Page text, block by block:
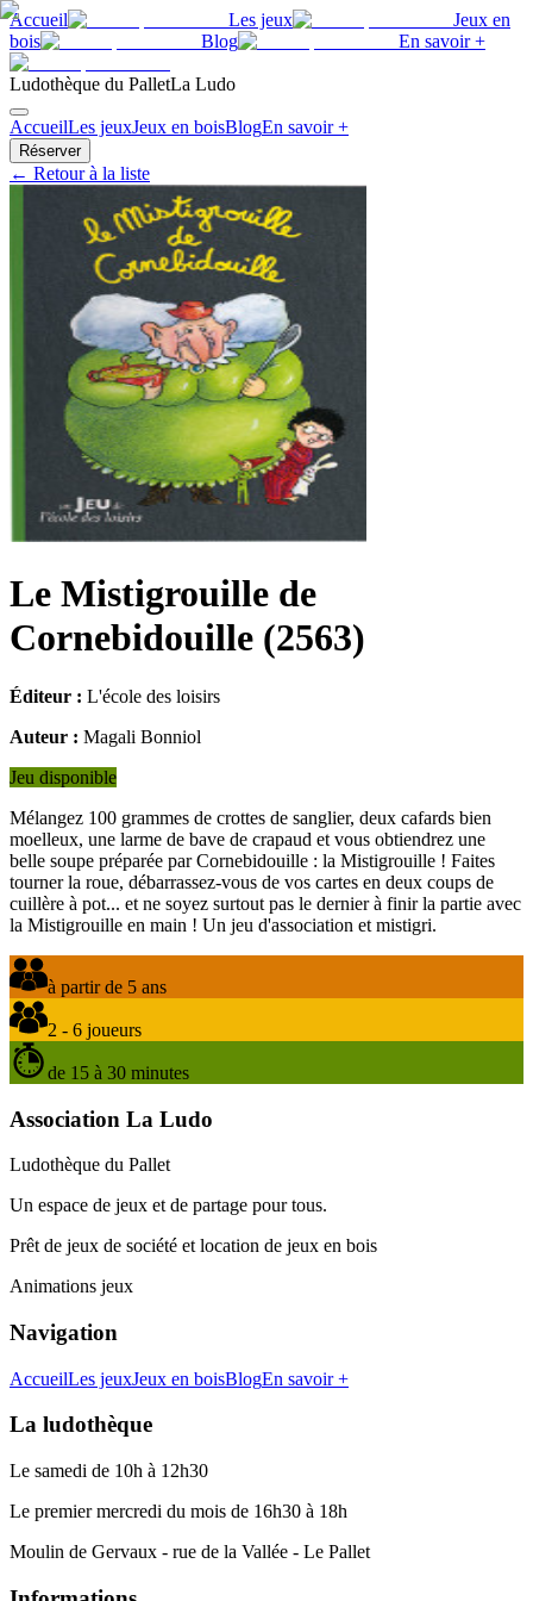
Accueil Les jeux
Jeux en
bois
Blog En savoir +
Ludothèque du PalletLa Ludo
AccueilLes jeuxJeux en boisBlogEn savoir +
Réserver
← Retour à la liste
Le Mistigrouille de
Cornebidouille (2563)
Éditeur : L'école des loisirs
Auteur : Magali Bonniol
Jeu disponible
Mélangez 100 grammes de crottes de sanglier, deux cafards bien
moelleux, une larme de bave de crapaud et vous obtiendrez une
belle soupe préparée par Cornebidouille : la Mistigrouille ! Faites
tourner la roue, débarrassez-vous de vos cartes en deux coups de
cuillère à pot... et ne soyez surtout pas le dernier à finir la partie avec
la Mistigrouille en main ! Un jeu d'association et mistigri.
à partir de 5 ans
2 - 6 joueurs
de 15 à 30 minutes
Association La Ludo
Ludothèque du Pallet
Un espace de jeux et de partage pour tous.
Prêt de jeux de société et location de jeux en bois
Animations jeux
Navigation
AccueilLes jeuxJeux en boisBlogEn savoir +
La ludothèque
Le samedi de 10h à 12h30
Le premier mercredi du mois de 16h30 à 18h
Moulin de Gervaux - rue de la Vallée - Le Pallet